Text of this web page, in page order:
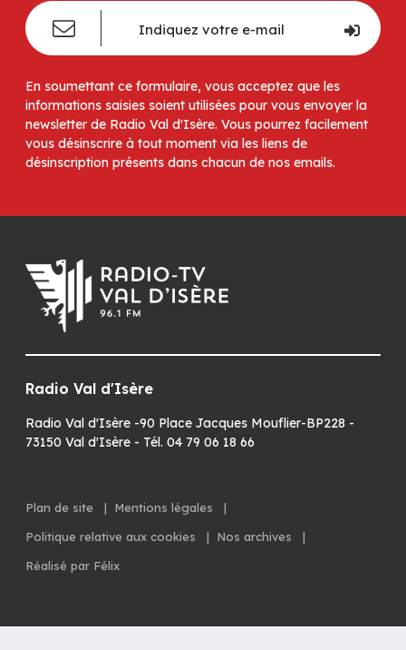
En soumettant ce formulaire, vous acceptez que les
informations saisies soient utilisées pour vous envoyer la
newsletter de Radio Val d'Isère. Vous pourrez facilement
vous désinscrire à tout moment via les liens de
désinscription présents dans chacun de nos emails.
Radio Val d'Isère
Radio Val d'Isère -90 Place Jacques Mouflier-BP228 -
73150 Val d'Isère - Tél. 04 79 06 18 66
Plan de site | Mentions légales
|
Politique relative aux cookies
| Nos archives
|
Réalisé par Félix